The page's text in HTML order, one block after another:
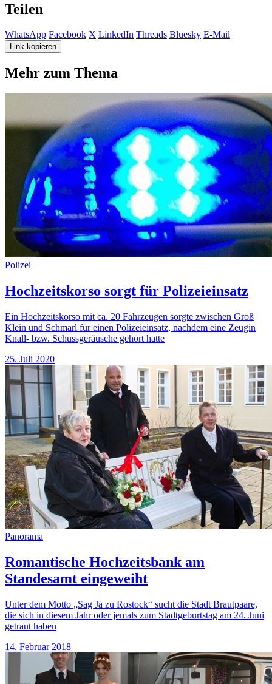
Teilen
WhatsApp Facebook X LinkedIn Threads Bluesky E-Mail
Link kopieren
Mehr zum Thema
Polizei
Hochzeitskorso sorgt für Polizeieinsatz
Ein Hochzeitskorso mit ca. 20 Fahrzeugen sorgte zwischen Groß
Klein und Schmarl für einen Polizeieinsatz, nachdem eine Zeugin
Knall- bzw. Schussgeräusche gehört hatte
25. Juli 2020
Panorama
Romantische Hochzeitsbank am
Standesamt eingeweiht
Unter dem Motto „Sag Ja zu Rostock“ sucht die Stadt Brautpaare,
die sich in diesem Jahr oder jemals zum Stadtgeburtstag am 24. Juni
getraut haben
14. Februar 2018